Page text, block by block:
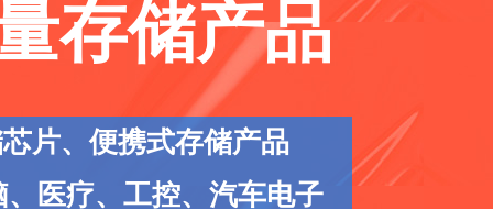
片、便携式存储产品
医疗、工控、汽车电子
存储产品